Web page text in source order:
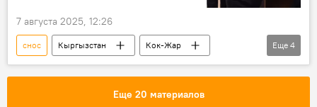
7 августа 2025, 12:26
снос Кыргызстан
Кок-Жар
дома
задержание
милиция
Еще 4
Еще 20 материалов